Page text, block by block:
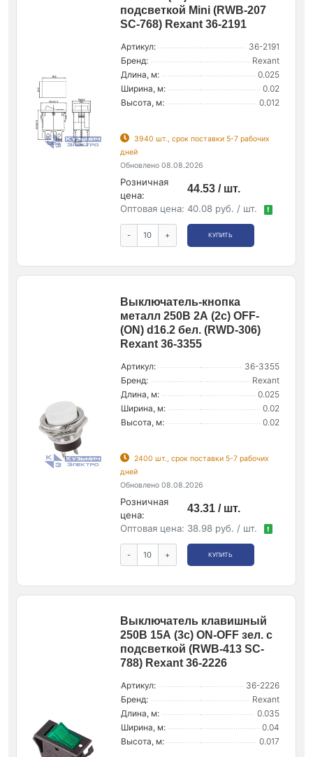
подсветкой Mini (RWB-207
SC-768) Rexant 36-2191
Артикул:
36-2191
Бренд:
Rexant
Длина, м:
0.025
Ширина, м:
0.02
Высота, м:
0.012
3940 шт., срок поставки 5-7 рабочих
дней
Обновлено 08.08.2026
Розничная
цена:
44.53 / шт.
Оптовая цена: 40.08 руб. / шт. !
- + КУПИТЬ
Выключатель-кнопка
металл 250В 2А (2с) OFF-
(ON) d16.2 бел. (RWD-306)
Rexant 36-3355
Артикул:
36-3355
Бренд:
Rexant
Длина, м:
0.025
Ширина, м:
0.02
Высота, м:
0.02
2400 шт., срок поставки 5-7 рабочих
дней
Обновлено 08.08.2026
Розничная
цена:
43.31 / шт.
Оптовая цена: 38.98 руб. / шт. !
- + КУПИТЬ
Выключатель клавишный
250В 15А (3с) ON-OFF зел. с
подсветкой (RWB-413 SC-
788) Rexant 36-2226
Артикул:
36-2226
Бренд:
Rexant
Длина, м:
0.035
Ширина, м:
0.04
Высота, м:
0.017